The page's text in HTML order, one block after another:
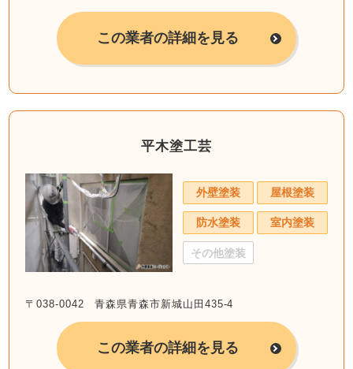
この業者の詳細を見る
平木塗工芸
外壁塗装 屋根塗装
防水塗装 室内塗装
その他塗装
〒038-0042 青森県青森市新城山田435-4
この業者の詳細を見る